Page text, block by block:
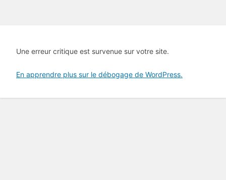
Une erreur critique est survenue sur votre site.
En apprendre plus sur le débogage de WordPress.